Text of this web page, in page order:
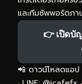
และทีมซัพพอร์ตภ
👉 เปิดบั
📲 ดาวน์โหลดแอป